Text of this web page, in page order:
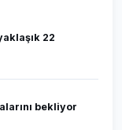
22
bekliyor